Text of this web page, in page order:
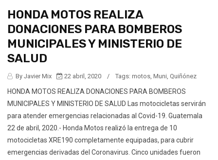
HONDA MOTOS REALIZA
DONACIONES PARA BOMBEROS
MUNICIPALES Y MINISTERIO DE
SALUD
By Javier Mix 22 abril, 2020 / Tags: motos, Muni, Quiñónez
HONDA MOTOS REALIZA DONACIONES PARA BOMBEROS
MUNICIPALES Y MINISTERIO DE SALUD Las motocicletas servirán
para atender emergencias relacionadas al Covid-19. Guatemala
22 de abril, 2020.- Honda Motos realizó la entrega de 10
motocicletas XRE190 completamente equipadas, para cubrir
emergencias derivadas del Coronavirus. Cinco unidades fueron